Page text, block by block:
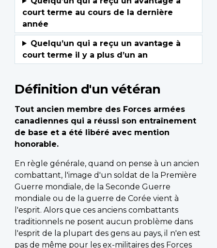
Définition d'un vétéran
Tout ancien membre des Forces armées
canadiennes qui a réussi son entraînement
de base et a été libéré avec mention
honorable.
En règle générale, quand on pense à un ancien
combattant, l'image d'un soldat de la Première
Guerre mondiale, de la Seconde Guerre
mondiale ou de la guerre de Corée vient à
l'esprit. Alors que ces anciens combattants
traditionnels ne posent aucun problème dans
l'esprit de la plupart des gens au pays, il n'en est
pas de même pour les ex-militaires des Forces